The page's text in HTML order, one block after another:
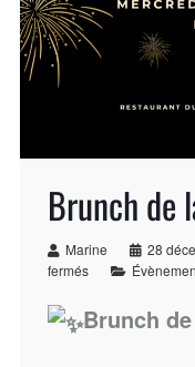
Brunch de
Marine 28
fermés
Brunch